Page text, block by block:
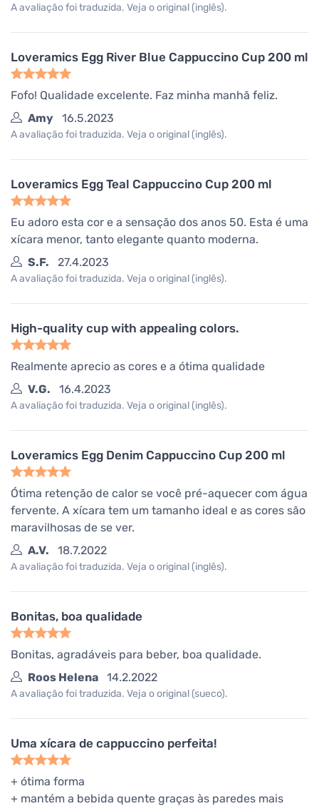
A avaliação foi traduzida. Veja o original (inglês).
Loveramics Egg River Blue Cappuccino Cup 200 ml
Fofo! Qualidade excelente. Faz minha manhã feliz.
Amy
16.5.2023
A avaliação foi traduzida. Veja o original (inglês).
Loveramics Egg Teal Cappuccino Cup 200 ml
Eu adoro esta cor e a sensação dos anos 50. Esta é uma
xícara menor, tanto elegante quanto moderna.
S.F.
27.4.2023
A avaliação foi traduzida. Veja o original (inglês).
High-quality cup with appealing colors.
Realmente aprecio as cores e a ótima qualidade
V.G.
16.4.2023
A avaliação foi traduzida. Veja o original (inglês).
Loveramics Egg Denim Cappuccino Cup 200 ml
Ótima retenção de calor se você pré-aquecer com água
fervente. A xícara tem um tamanho ideal e as cores são
maravilhosas de se ver.
A.V.
18.7.2022
A avaliação foi traduzida. Veja o original (inglês).
Bonitas, boa qualidade
Bonitas, agradáveis para beber, boa qualidade.
Roos Helena
14.2.2022
A avaliação foi traduzida. Veja o original (sueco).
Uma xícara de cappuccino perfeita!
+ ótima forma
+ mantém a bebida quente graças às paredes mais